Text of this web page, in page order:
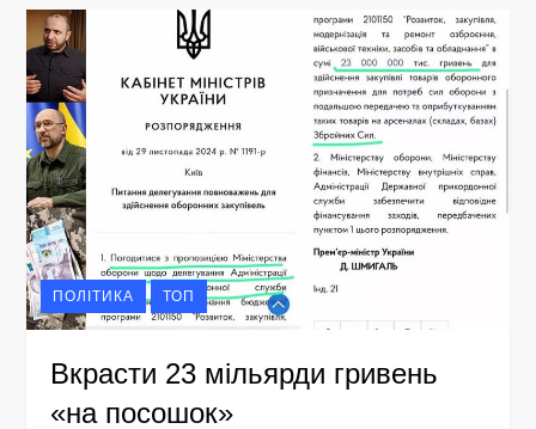
ПОЛІТИКА ТОП
Вкрасти 23 мільярди гривень
«на посошок»